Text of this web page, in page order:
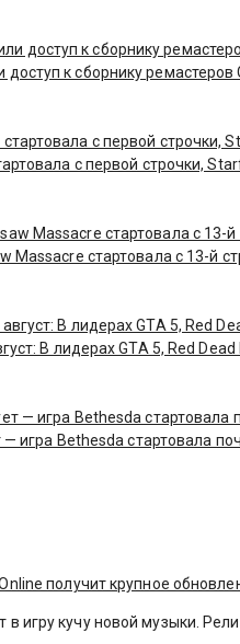
доступ к сборнику ремастеров
с первой строчки,
Massacre стартовала с 13-й
В лидерах GTA 5, Red
игра Bethesda стартовала
получит крупное
игру кучу новой музыки.